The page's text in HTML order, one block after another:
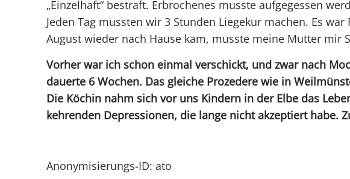
„Einzelhaft“ bestraft. Erbrochenes musste aufgegessen
Jeden Tag mussten wir 3 Stunden Liegekur machen. Es
August wieder nach Hause kam, musste meine Mutter mir
Vorher war ich schon einmal verschickt, und zwar nach
dauerte 6 Wochen. Das gleiche Prozedere wie in
Die Köchin nahm sich vor uns Kindern in der Elbe das
kehrenden Depressionen, die lange nicht akzeptiert habe.
Anonymisierungs-ID: ato